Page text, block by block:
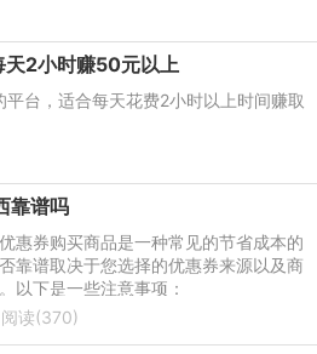
天2小时赚50元以上
台，适合每天花费2小时以上时间赚取
靠谱吗
惠券购买商品是一种常见的节省成本的
靠谱取决于您选择的优惠券来源以及商
以下是一些注意事项：
阅读(370)